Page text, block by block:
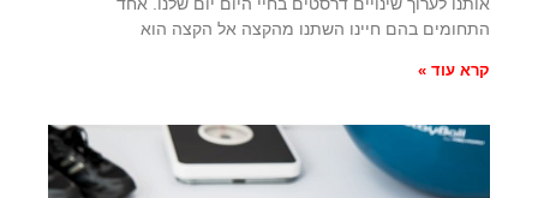
התחומים בהם חיינו השתנו מהקצה אל הקצה הוא
קרא עוד »